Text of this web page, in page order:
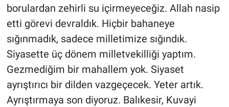
borulardan zehirli su içirmeyeceğiz. Allah nasip
etti görevi devraldık. Hiçbir bahaneye
sığınmadık, sadece milletimize sığındık.
Siyasette üç dönem milletvekilliği yaptım.
Gezmediğim bir mahallem yok. Siyaset
ayrıştırıcı bir dilden vazgeçecek. Yeter artık.
Ayrıştırmaya son diyoruz. Balıkesir, Kuvayi